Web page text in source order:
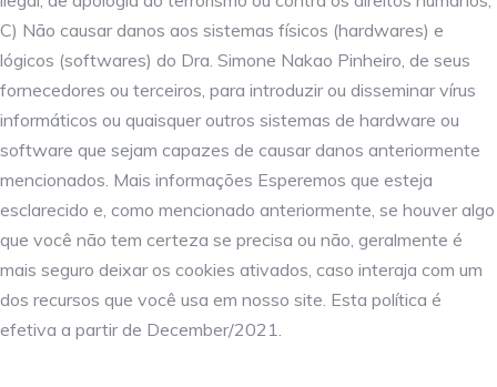
C) Não causar danos aos sistemas físicos (hardwares) e
lógicos (softwares) do Dra. Simone Nakao Pinheiro, de seus
fornecedores ou terceiros, para introduzir ou disseminar vírus
informáticos ou quaisquer outros sistemas de hardware ou
software que sejam capazes de causar danos anteriormente
mencionados. Mais informações Esperemos que esteja
esclarecido e, como mencionado anteriormente, se houver algo
que você não tem certeza se precisa ou não, geralmente é
mais seguro deixar os cookies ativados, caso interaja com um
dos recursos que você usa em nosso site. Esta política é
efetiva a partir de December/2021.